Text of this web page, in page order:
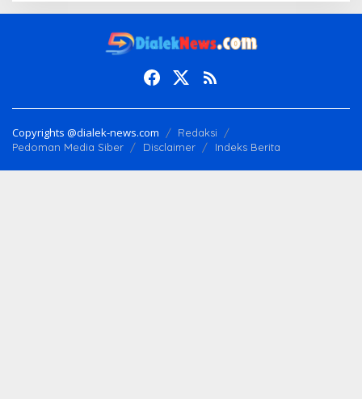
Copyrights @dialek-news.com
Redaksi
Pedoman Media Siber
Disclaimer Indeks Berita